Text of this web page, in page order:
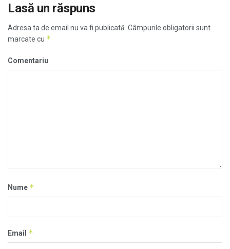
Lasă un răspuns
Adresa ta de email nu va fi publicată. Câmpurile obligatorii sunt
marcate cu *
Comentariu
Nume *
Email *